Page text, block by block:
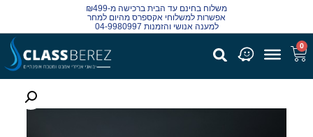
משלוח בחינם עד הבית ברכישה מ-₪499
אפשרות למשלוחי אקספרס מהיום למחר
למענה אנושי והזמנות 04-9980997
0